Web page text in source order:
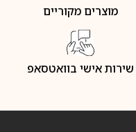
מוצרים מקוריים
שירות אישי בוואטסאפ